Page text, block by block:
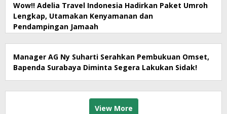
Wow!! Adelia Travel Indonesia Hadirkan Paket Umroh
Lengkap, Utamakan Kenyamanan dan
Pendampingan Jamaah
Manager AG Ny Suharti Serahkan Pembukuan Omset,
Bapenda Surabaya Diminta Segera Lakukan Sidak!
View More